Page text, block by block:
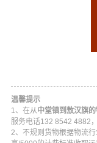
温馨提示
1、在从中堂镇到敖汉旗
服务电话132 8542 4882
2、不规则货物根据物流